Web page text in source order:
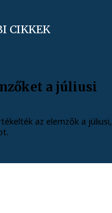
CIKKEK
a júliusi
az elemzők a júliusi,